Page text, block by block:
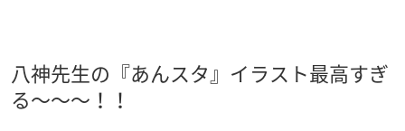
八神先生の『あんスタ』イラスト最高すぎ
る～～～！！